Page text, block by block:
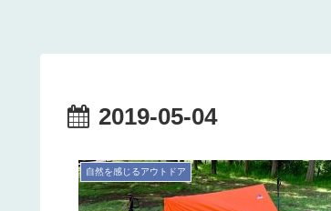
2019-05-04
自然を感じるアウトドア